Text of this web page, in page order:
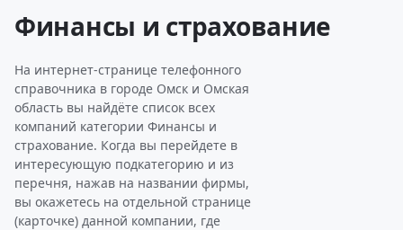
Финансы и страхование
На интернет-странице телефонного
справочника в городе Омск и Омская
область вы найдёте список всех
компаний категории Финансы и
страхование. Когда вы перейдете в
интересующую подкатегорию и из
перечня, нажав на названии фирмы,
вы окажетесь на отдельной странице
(карточке) данной компании, где